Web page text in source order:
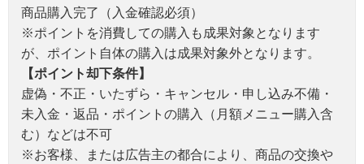
商品購入完了（入金確認必須）
※ポイントを消費しての購入も成果対象となります
が、ポイント自体の購入は成果対象外となります。
【ポイント却下条件】
虚偽・不正・いたずら・キャンセル・申し込み不備・
未入金・返品・ポイントの購入（月額メニュー購入含
む）などは不可
※お客様、または広告主の都合により、商品の交換や